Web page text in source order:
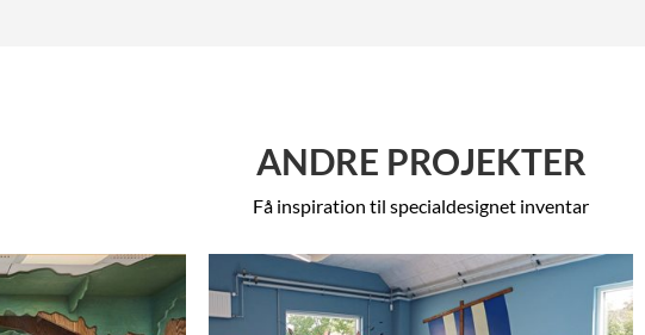
ANDRE PROJEKTER
Få inspiration til specialdesignet inventar